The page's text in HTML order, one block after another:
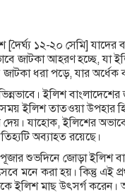
১২-২০ সেমি] যাদের
জাটকা আহরণ হচ্ছে, যা
ধরা পড়ে, যার অর্ধেক
ইলিশ
ইলিশ তাতওয়া উপহার
যাহোক, ইলিশের
অব্যাহত রয়েছে।
পূজার শুভদিনে জোড়া ইলিশ
মনে করা হয়। কিন্তু এই
ইলিশ মাছ উৎসর্গ